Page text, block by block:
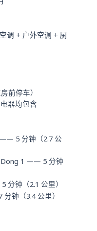
调 + 户外空调 + 厨
前停车）
器均包含
5 分钟（2.7 公
Dong 1 —— 5 分钟
钟（2.1 公里）
钟（3.4 公里）